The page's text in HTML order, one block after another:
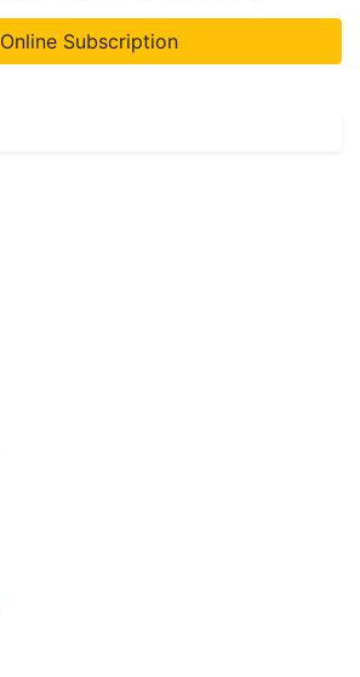
Online Subscription